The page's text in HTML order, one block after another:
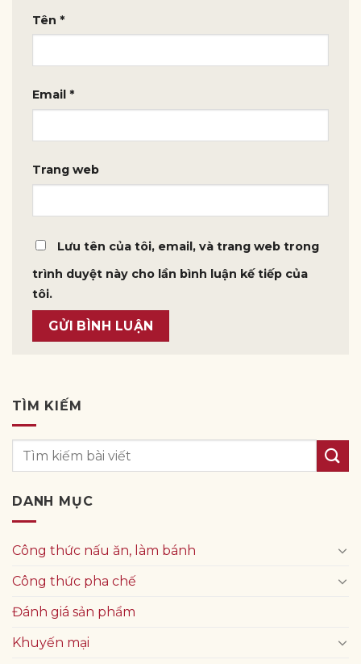
Tên *
Email *
Trang web
Lưu tên của tôi, email, và trang web trong
trình duyệt này cho lần bình luận kế tiếp của
tôi.
TÌM KIẾM
DANH MỤC
Công thức nấu ăn, làm bánh
Công thức pha chế
Đánh giá sản phẩm
Khuyến mại